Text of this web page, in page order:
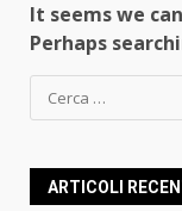
It seems we
Perhaps
Ricerca
per:
ARTICOLI